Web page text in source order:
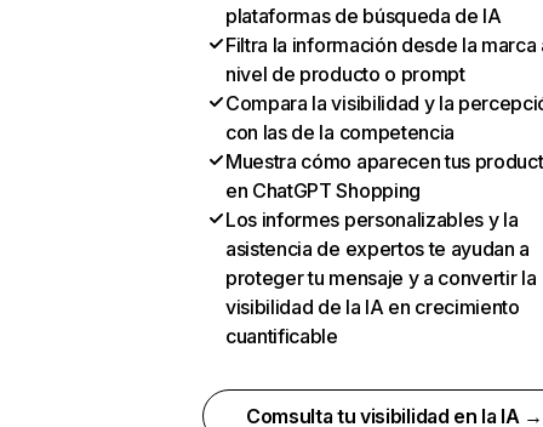
plataformas de búsqueda de IA
Filtra la información desde la marca
nivel de producto o prompt
Compara la visibilidad y la
con las de la competencia
Muestra cómo aparecen tus
en ChatGPT Shopping
Los informes personalizables y la
asistencia de expertos te ayudan a
proteger tu mensaje y a convertir la
visibilidad de la IA en crecimiento
cuantificable
Comsulta tu visibilidad en la IA →